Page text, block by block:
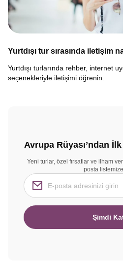
Yurtdışı tur sırasında iletişim
Yurtdışı turlarında rehber, internet
seçenekleriyle iletişimi öğrenin.
Avrupa Rüyası’ndan
Yeni turlar, özel fırsatlar ve ilham
posta listemize
Şimdi